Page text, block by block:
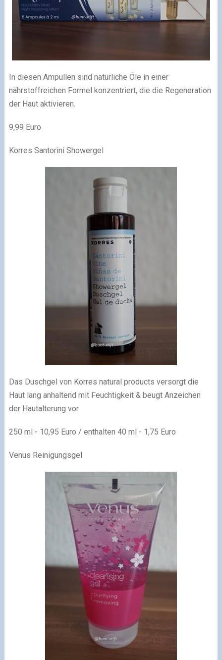
In diesen Ampullen sind natürliche Öle in einer
nährstoffreichen Formel konzentriert, die die Regeneration
der Haut aktivieren.
9,99 Euro
Korres Santorini Showergel
Das Duschgel von Korres natural products versorgt die
Haut lang anhaltend mit Feuchtigkeit & beugt Anzeichen
der Hautalterung vor.
250 ml - 10,95 Euro / enthalten 40 ml - 1,75 Euro
Venus Reinigungsgel